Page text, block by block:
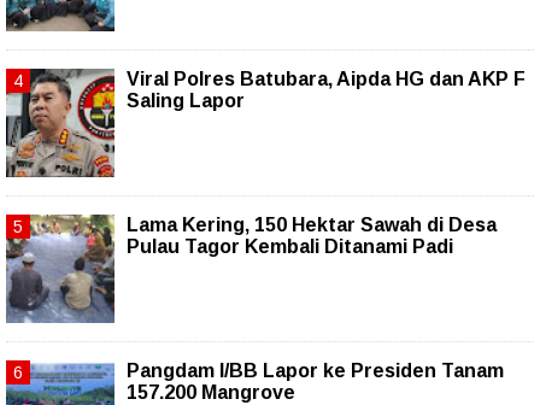
Viral Polres Batubara, Aipda HG dan AKP F
Saling Lapor
Lama Kering, 150 Hektar Sawah di Desa
Pulau Tagor Kembali Ditanami Padi
Pangdam I/BB Lapor ke Presiden Tanam
157.200 Mangrove